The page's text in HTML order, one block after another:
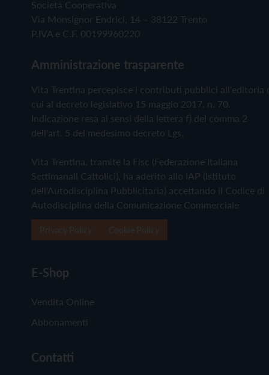
Società Cooperativa
Via Monsignor Endrici, 14 – 38122 Trento
P.IVA e C.F. 00199960220
Amministrazione trasparente
Vita Trentina percepisce i contributi pubblici all'editoria
cui al decreto legislativo 15 maggio 2017, n. 70.
Indicazione resa ai sensi della lettera f) del comma 2
dell'art. 5 del medesimo decreto Lgs.
Vita Trentina, tramite la Fisc (Federazione Italiana
Settimanali Cattolici), ha aderito allo IAP (Istituto
dell'Autodisciplina Pubblicitaria) accettando il Codice di
Autodisciplina della Comunicazione Commerciale
E-Shop
Vendita Online
Abbonamenti
Contatti